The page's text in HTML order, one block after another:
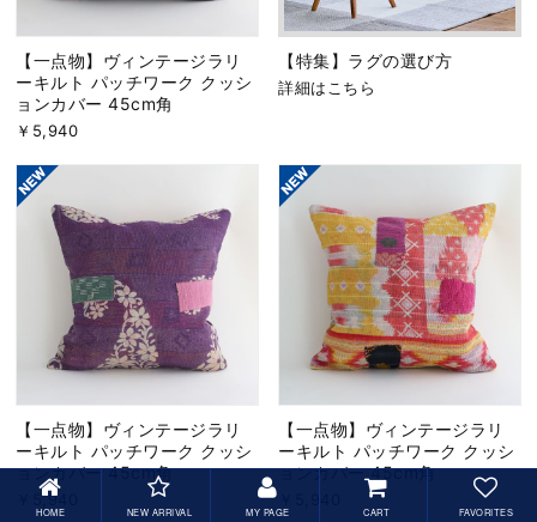
【一点物】ヴィンテージラリ
ーキルト パッチワーク クッシ
ョンカバー 45cm角
￥5,940
【特集】ラグの選び方
詳細はこちら
【一点物】ヴィンテージラリ
ーキルト パッチワーク クッシ
ョンカバー 45cm角
￥5,940
【一点物】ヴィンテージラリ
ーキルト パッチワーク クッシ
ョンカバー 45cm角
HOME NEW ARRIVAL MY PAGE CART FAVORITES